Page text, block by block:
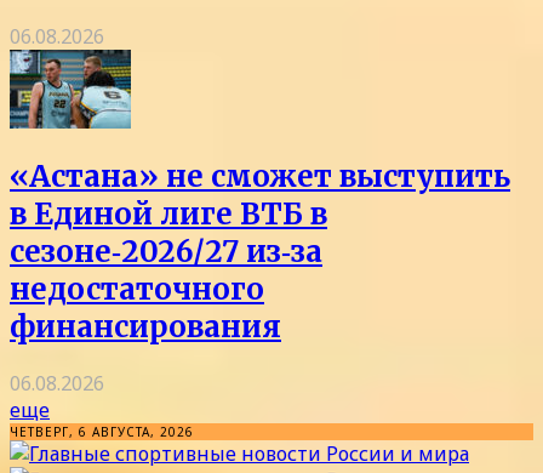
06.08.2026
«Астана» не сможет выступить
в Единой лиге ВТБ в
сезоне‑2026/27 из‑за
недостаточного
финансирования
06.08.2026
еще
ЧЕТВЕРГ, 6 АВГУСТА, 2026